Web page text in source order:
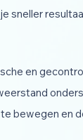
sneller
en
bewegen en